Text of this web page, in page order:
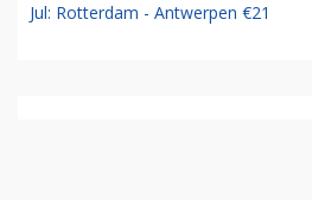
Jul: Rotterdam - Antwerpen €21